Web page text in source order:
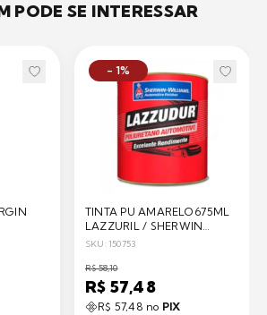
PODE SE INTERESSAR
TINTA PU AMARELO 675ML
LAZZURIL / SHERWIN
WILLIAMS
SKU: 150753
R$ 58,10
R$ 57,48
R$ 57,48 no PIX
- 1%